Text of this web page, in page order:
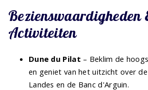
Bezienswaardigheden
Activiteiten
Dune du Pilat – Beklim de
en geniet van het uitzicht over
Landes en de Banc d'Arguin.